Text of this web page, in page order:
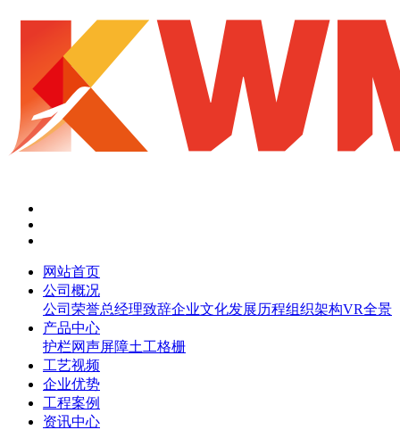
网站首页
公司概况
公司荣誉总经理致辞企业文化发展历程组织架构VR全景
产品中心
护栏网声屏障土工格栅
工艺视频
企业优势
工程案例
资讯中心